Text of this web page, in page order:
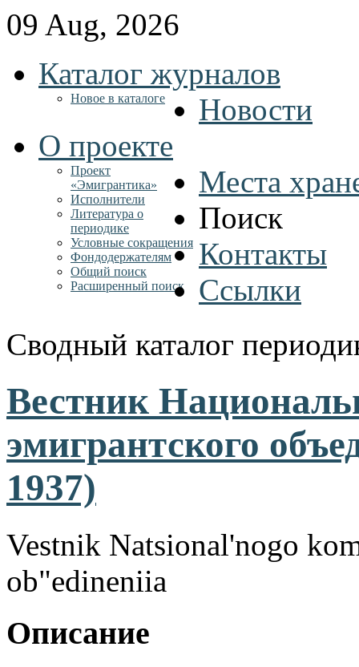
09 Aug, 2026
Каталог журналов
Новое в каталоге
Новости
О проекте
Проект
«Эмигрантика»
Исполнители
Литература о
периодике
Условные сокращения
Фондодержателям
Места
Поиск
Общий поиск
Расширенный поиск
Контакты
Ссылки
Сводный каталог
Вестник
эмигрантского
1937)
Vestnik Natsional'nogo
ob"edineniia
Описание